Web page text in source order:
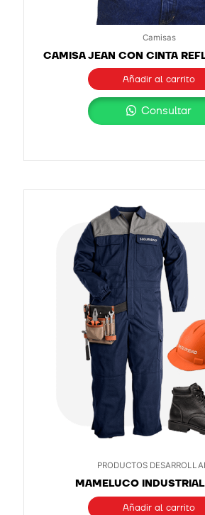
Camisas
CAMISA JEAN CON CINTA
Añadir al carrito
Consultar
PRODUCTOS
MAMELUCO
Añadir al carrito